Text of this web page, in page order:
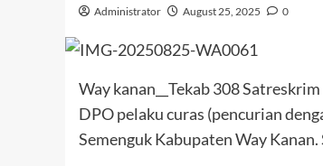
Administrator August 25, 2025 0
Way kanan__Tekab 308
DPO pelaku curas (pencurian
Semenguk Kabupaten Way